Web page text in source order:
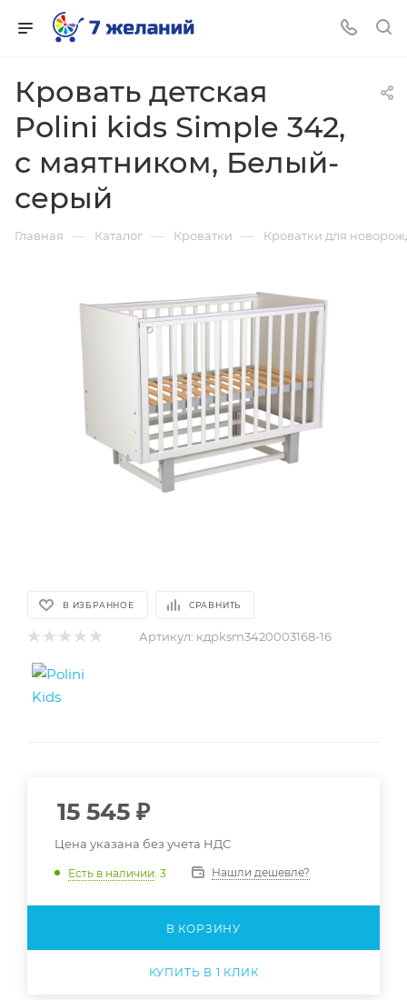
Кровать детская
Polini kids Simple 342,
с маятником, Белый-
серый
Главная — Каталог — Кроватки — Кроватки для
В ИЗБРАННОЕ СРАВНИТЬ
Артикул: кдpksm3420003168-16
15 545 ₽
Цена указана без учета НДС
Есть в наличии: 3 Нашли дешевле?
В КОРЗИНУ
КУПИТЬ В 1 КЛИК